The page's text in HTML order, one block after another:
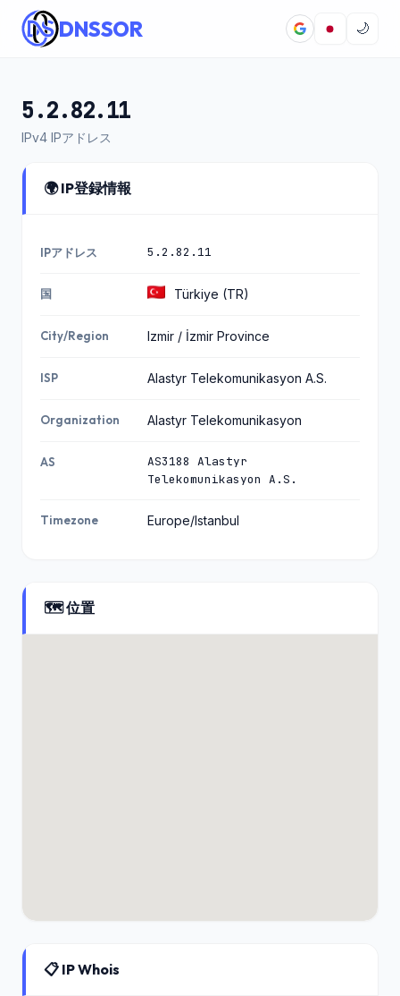
DNSSOR 🌙
5.2.82.11
IPv4 IPアドレス
🌍 IP登録情報
IPアドレス 5.2.82.11
国 Türkiye (TR)
City/Region Izmir / İzmir Province
ISP Alastyr Telekomunikasyon A.S.
Organization Alastyr Telekomunikasyon
AS
AS3188 Alastyr
Telekomunikasyon A.S.
Timezone Europe/Istanbul
🗺️ 位置
📋 IP Whois